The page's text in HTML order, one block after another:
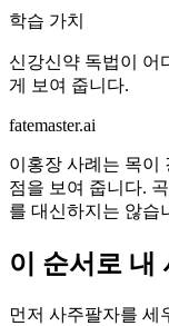
학습 가치
신강신약 독법이 어
게 보여 줍니다.
fatemaster.ai
이홍장 사례는 목이
점을 보여 줍니다.
를 대신하지는 않습
이 순서로 내
먼저 사주팔자를 세